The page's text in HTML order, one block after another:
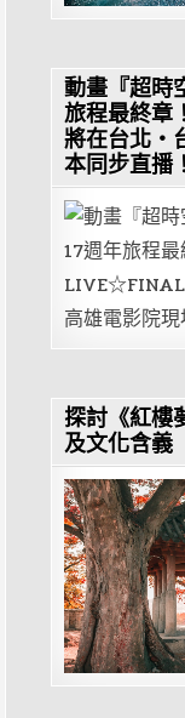
動畫『超時
旅程最終章
將在台北・
本同步直播！
探討《紅樓
及文化含義